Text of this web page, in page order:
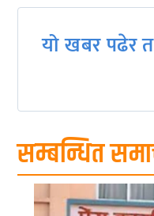
यो खबर पढेर
सम्बन्धित